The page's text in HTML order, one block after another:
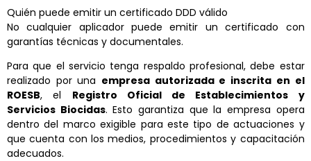
Quién puede emitir un certificado DDD válido
No cualquier aplicador puede emitir un certificado con
garantías técnicas y documentales.
Para que el servicio tenga respaldo profesional, debe estar
realizado por una empresa autorizada e inscrita en el
ROESB, el Registro Oficial de Establecimientos y
Servicios Biocidas. Esto garantiza que la empresa opera
dentro del marco exigible para este tipo de actuaciones y
que cuenta con los medios, procedimientos y capacitación
adecuados.